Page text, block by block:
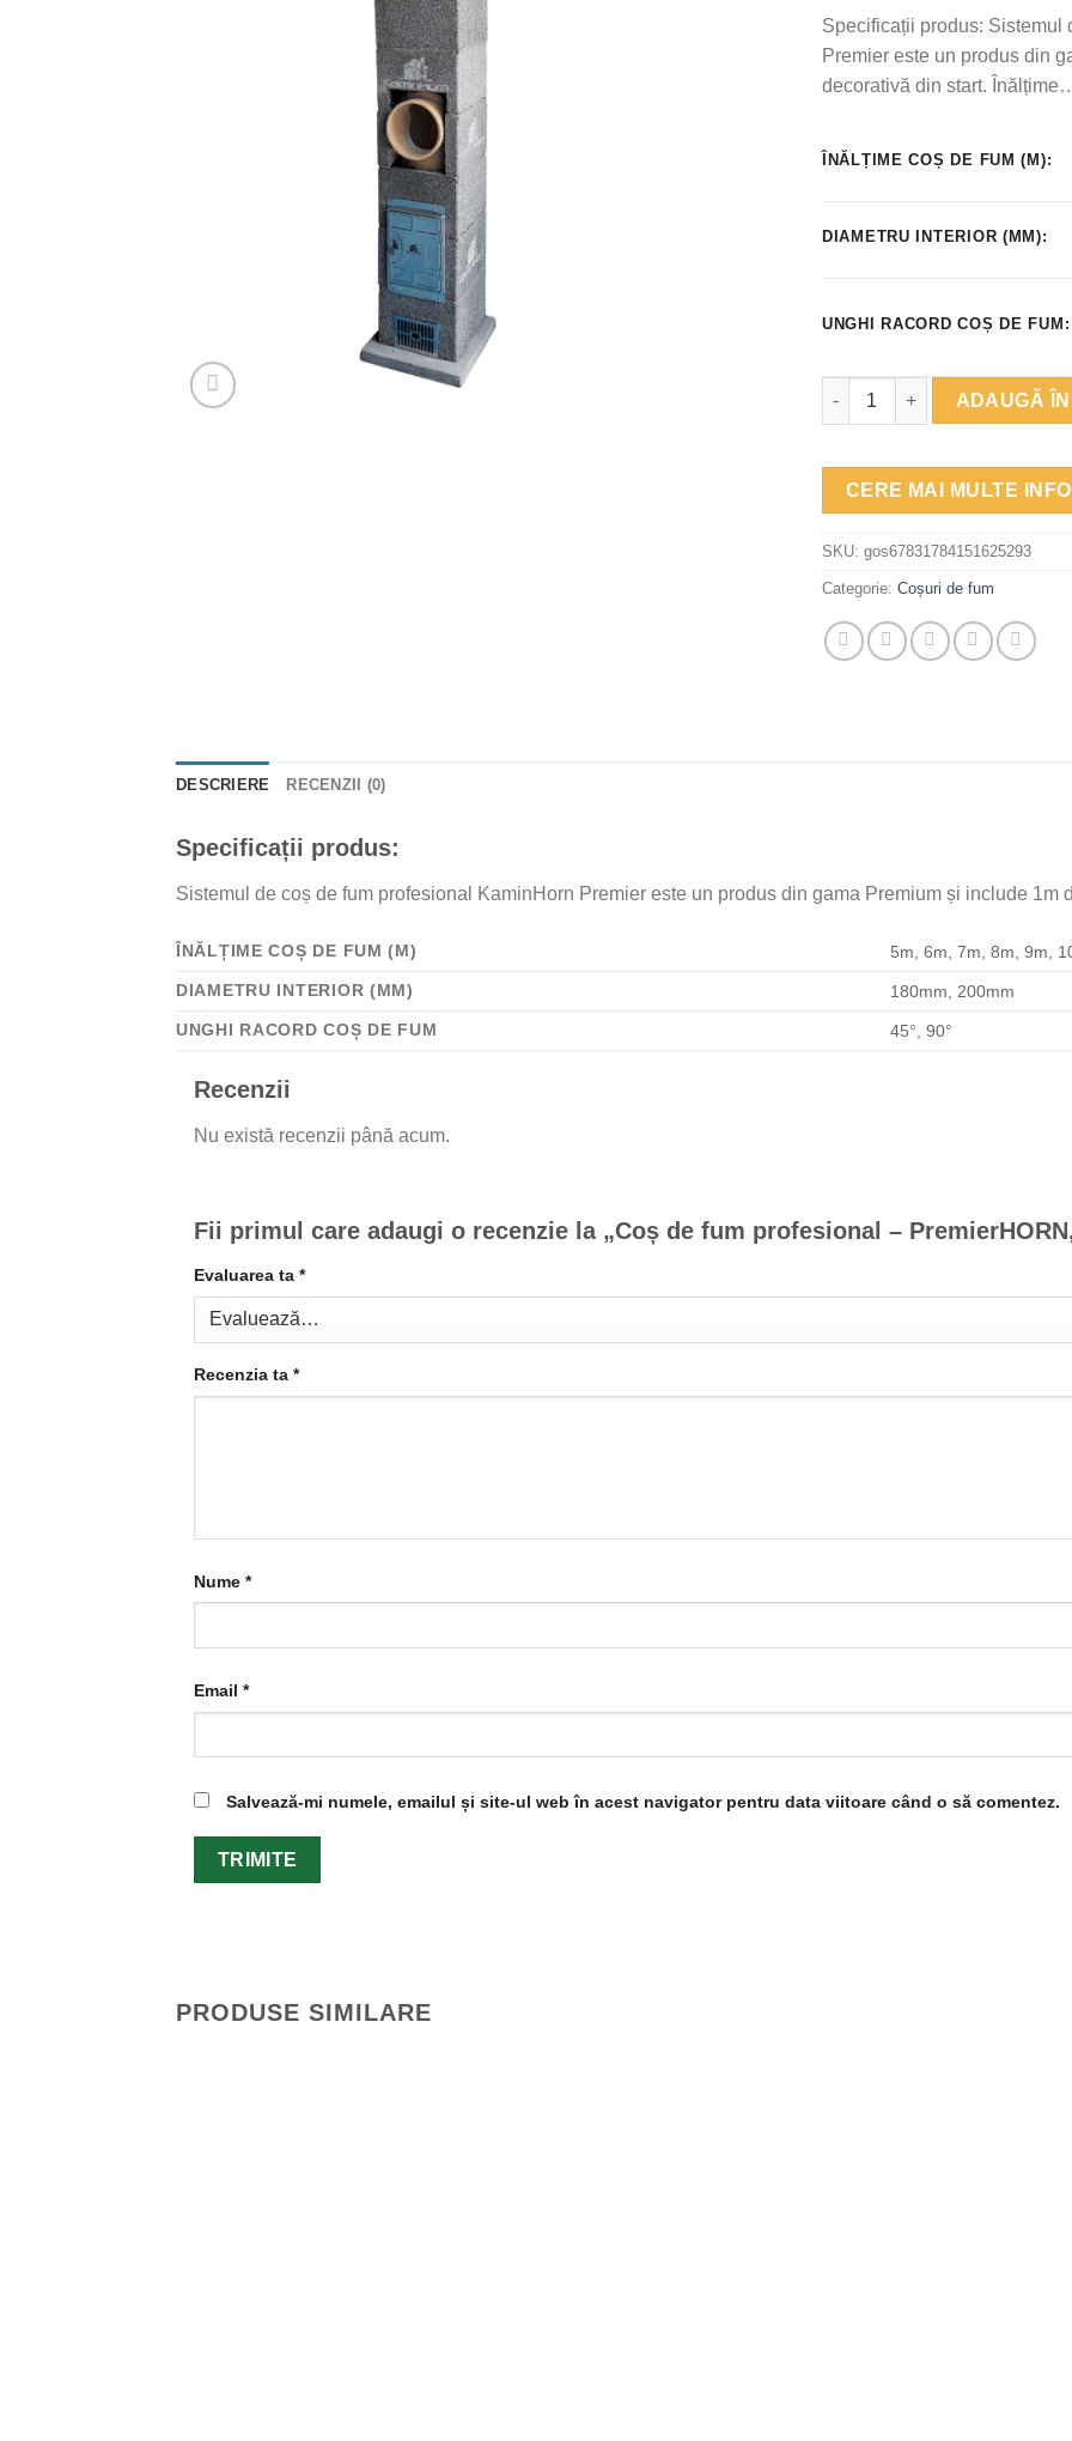
Specificații produs: Sistemul
Premier este un produs din
decorativă din start.
ÎNĂLȚIME COȘ DE FUM (M):
DIAMETRU INTERIOR (MM):
UNGHI RACORD COȘ DE FUM:
Cantitate Coș de fum
ADAUGĂ
CERE MAI MULTE
SKU: gos67831784151625293
Categorie: Coșuri de fum
DESCRIERE RECENZII (0)
Specificații produs:
Sistemul de coș de fum profesional KaminHorn Premier este un produs din gama Premium și include 1m
ÎNĂLȚIME COȘ DE FUM (M)
5m, 6m, 7m, 8m, 9m,
DIAMETRU INTERIOR (MM)
180mm, 200mm
UNGHI RACORD COȘ DE FUM
45°, 90°
Recenzii
Nu există recenzii până acum.
Fii primul care adaugi o recenzie la „Coș de fum profesional –
Evaluarea ta *
Recenzia ta *
Nume *
Email *
Salvează-mi numele, emailul și site-ul web în acest navigator pentru data viitoare când o să comentez.
PRODUSE SIMILARE